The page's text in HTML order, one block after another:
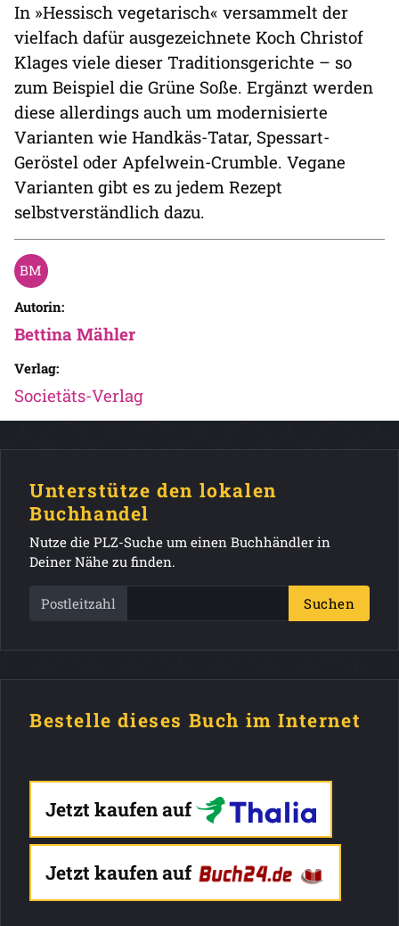
In »Hessisch vegetarisch« versammelt der
vielfach dafür ausgezeichnete Koch Christof
Klages viele dieser Traditionsgerichte – so
zum Beispiel die Grüne Soße. Ergänzt werden
diese allerdings auch um modernisierte
Varianten wie Handkäs-Tatar, Spessart-
Geröstel oder Apfelwein-Crumble. Vegane
Varianten gibt es zu jedem Rezept
selbstverständlich dazu.
Autorin:
Bettina Mähler
Verlag:
Societäts-Verlag
Unterstütze den lokalen
Buchhandel
Nutze die PLZ-Suche um einen Buchhändler in
Deiner Nähe zu finden.
Postleitzahl Suchen
Bestelle dieses Buch im Internet
Jetzt kaufen auf
Jetzt kaufen auf